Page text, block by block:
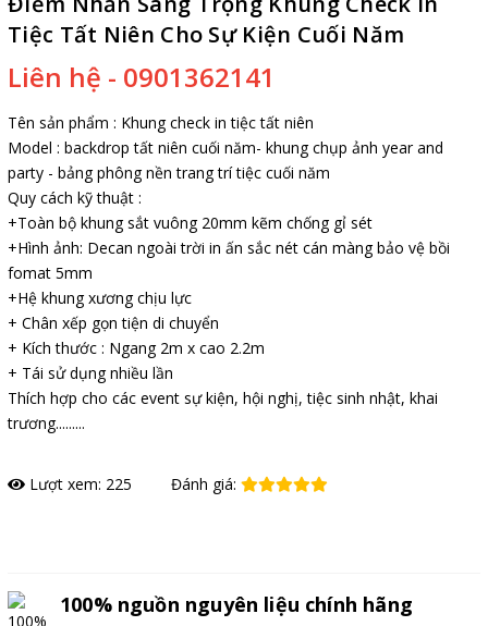
Tiệc Tất Niên Cho Sự Kiện Cuối Năm
Liên hệ - 0901362141
Tên sản phẩm : Khung check in tiệc tất niên
Model : backdrop tất niên cuối năm- khung chụp ảnh year and
party - bảng phông nền trang trí tiệc cuối năm
Quy cách kỹ thuật :
+Toàn bộ khung sắt vuông 20mm kẽm chống gỉ sét
+Hình ảnh: Decan ngoài trời in ấn sắc nét cán màng bảo vệ bồi
fomat 5mm
+Hệ khung xương chịu lực
+ Chân xếp gọn tiện di chuyển
+ Kích thước : Ngang 2m x cao 2.2m
+ Tái sử dụng nhiều lần
Thích hợp cho các event sự kiện, hội nghị, tiệc sinh nhật, khai
trương.........
Lượt xem: 225 Đánh giá:
100% nguồn nguyên liệu chính hãng